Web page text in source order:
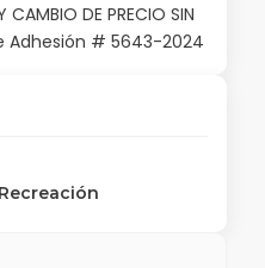
CAMBIO DE PRECIO SIN
Adhesión # 5643-2024
Recreación